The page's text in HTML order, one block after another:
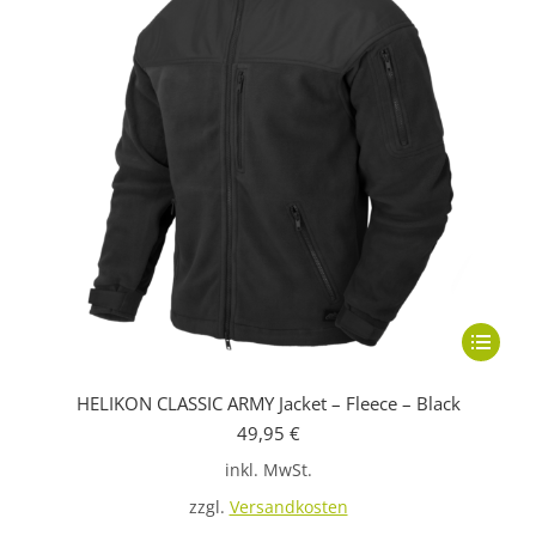
Dieses
HELIKON CLASSIC ARMY Jacket – Fleece – Black
49,95 €
inkl. MwSt.
zzgl. Versandkosten